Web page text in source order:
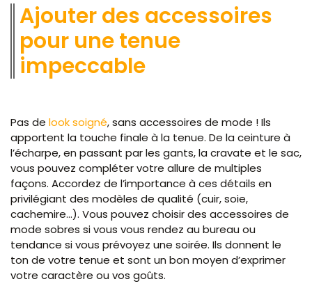
Ajouter des accessoires
pour une tenue
impeccable
Pas de look soigné, sans accessoires de mode ! Ils
apportent la touche finale à la tenue. De la ceinture à
l’écharpe, en passant par les gants, la cravate et le sac,
vous pouvez compléter votre allure de multiples
façons. Accordez de l’importance à ces détails en
privilégiant des modèles de qualité (cuir, soie,
cachemire…). Vous pouvez choisir des accessoires de
mode sobres si vous vous rendez au bureau ou
tendance si vous prévoyez une soirée. Ils donnent le
ton de votre tenue et sont un bon moyen d’exprimer
votre caractère ou vos goûts.